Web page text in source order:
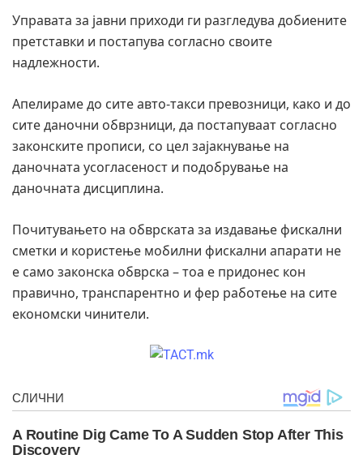
Управата за јавни приходи ги разгледува добиените
претставки и постапува согласно своите
надлежности.
Апелираме до сите авто-такси превозници, како и до
сите даночни обврзници, да постапуваат согласно
законските прописи, со цел зајакнување на
даночната усогласеност и подобрување на
даночната дисциплина.
Почитувањето на обврската за издавање фискални
сметки и користење мобилни фискални апарати не
е само законска обврска – тоа е придонес кон
правично, транспарентно и фер работење на сите
економски чинители.